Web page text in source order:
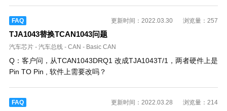
FAQ 浏览量：257
更新时间：2022.03.30
TJA1043替换TCAN1043问题
汽车芯片 - 汽车总线 - CAN - Basic CAN
Q：客户问，从TCAN1043DRQ1 改成TJA1043T/1，两者硬件上是
Pin TO Pin , 软件上需要改吗？
FAQ 浏览量：214
更新时间：2022.03.28